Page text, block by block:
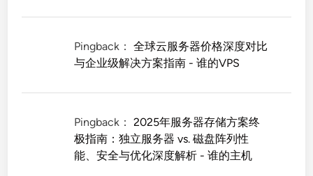
Pingback：全球云服务器价格深度对比
与企业级解决方案指南 - 谁的VPS
Pingback：2025年服务器存储方案终
极指南：独立服务器 vs. 磁盘阵列性
能、安全与优化深度解析 - 谁的主机